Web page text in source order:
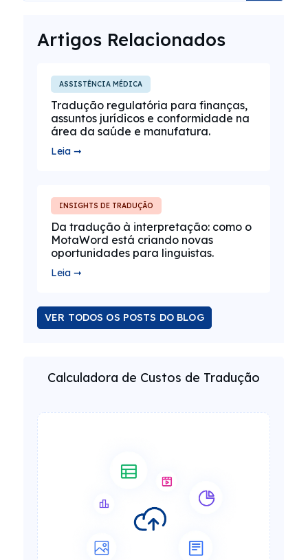
Artigos Relacionados
ASSISTÊNCIA MÉDICA
Tradução regulatória para finanças,
assuntos jurídicos e conformidade na
área da saúde e manufatura.
Leia ➞
INSIGHTS DE TRADUÇÃO
Da tradução à interpretação: como o
MotaWord está criando novas
oportunidades para linguistas.
Leia ➞
VER TODOS OS POSTS DO BLOG
Calculadora de Custos de Tradução